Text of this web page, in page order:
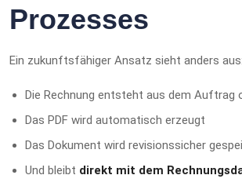
Prozesses
Ein zukunftsfähiger Ansatz sieht anders aus:
Die Rechnung entsteht aus dem Auftrag
Das PDF wird automatisch erzeugt
Das Dokument wird revisionssicher
Und bleibt direkt mit dem